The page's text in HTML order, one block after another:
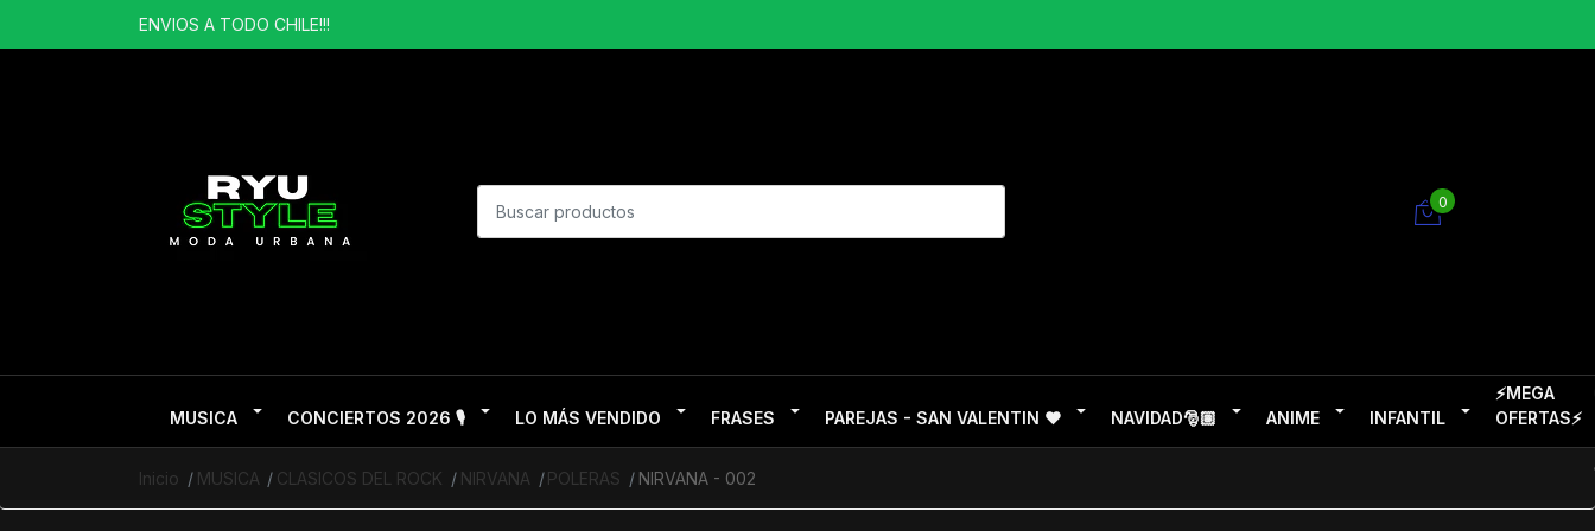
ENVIOS A TODO CHILE!!!
0
MUSICA CONCIERTOS 2026 🎙️ LO MÁS VENDIDO FRASES PAREJAS - SAN VALENTIN ❤ NAVIDAD🎅🏽 ANIME INFANTIL
⚡MEGA
OFERTAS⚡
Inicio MUSICA CLASICOS DEL ROCK NIRVANA POLERAS NIRVANA - 002